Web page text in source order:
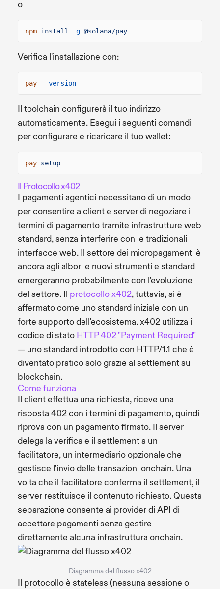
o
npm install -g @solana/pay
Verifica l'installazione con:
pay --version
Il toolchain configurerà il tuo indirizzo
automaticamente. Esegui i seguenti comandi
per configurare e ricaricare il tuo wallet:
pay setup
Il Protocollo x402
I pagamenti agentici necessitano di un modo
per consentire a client e server di negoziare i
termini di pagamento tramite infrastrutture web
standard, senza interferire con le tradizionali
interfacce web. Il settore dei micropagamenti è
ancora agli albori e nuovi strumenti e standard
emergeranno probabilmente con l'evoluzione
del settore. Il protocollo x402, tuttavia, si è
affermato come uno standard iniziale con un
forte supporto dell'ecosistema. x402 utilizza il
codice di stato HTTP 402 "Payment Required"
— uno standard introdotto con HTTP/1.1 che è
diventato pratico solo grazie al settlement su
blockchain.
Come funziona
Il client effettua una richiesta, riceve una
risposta 402 con i termini di pagamento, quindi
riprova con un pagamento firmato. Il server
delega la verifica e il settlement a un
facilitatore, un intermediario opzionale che
gestisce l'invio delle transazioni onchain. Una
volta che il facilitatore conferma il settlement, il
server restituisce il contenuto richiesto. Questa
separazione consente ai provider di API di
accettare pagamenti senza gestire
direttamente alcuna infrastruttura onchain.
Diagramma del flusso x402
Il protocollo è stateless (nessuna sessione o